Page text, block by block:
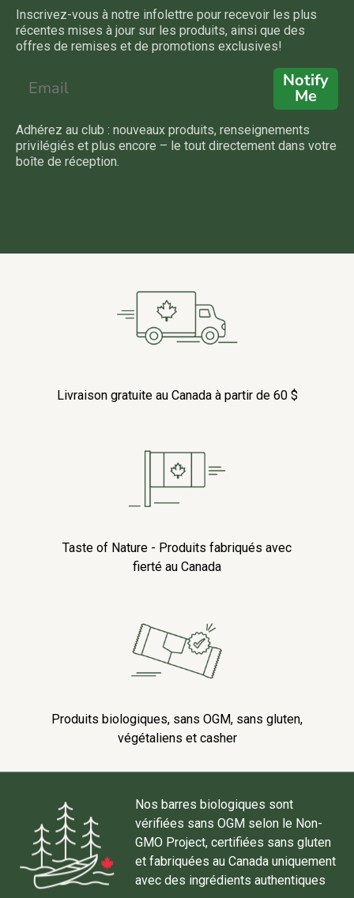
Inscrivez-vous à notre infolettre pour recevoir les plus
récentes mises à jour sur les produits, ainsi que des
offres de remises et de promotions exclusives!
Notify
Me
Adhérez au club : nouveaux produits, renseignements
privilégiés et plus encore – le tout directement dans votre
boîte de réception.
Livraison gratuite au Canada à partir de 60 $
Taste of Nature - Produits fabriqués avec
fierté au Canada
Produits biologiques, sans OGM, sans gluten,
végétaliens et casher
Nos barres biologiques sont
vérifiées sans OGM selon le Non-
GMO Project, certifiées sans gluten
et fabriquées au Canada uniquement
avec des ingrédients authentiques